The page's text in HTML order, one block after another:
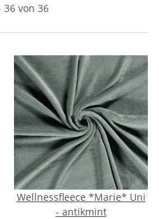
36 von 36
Wellnessfleece *Marie* Uni
- antikmint